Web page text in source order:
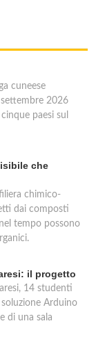
cuneese
2026
paesi sul
che
chimico-
dai composti
tempo possono
il progetto
14 studenti
Arduino
di una sala